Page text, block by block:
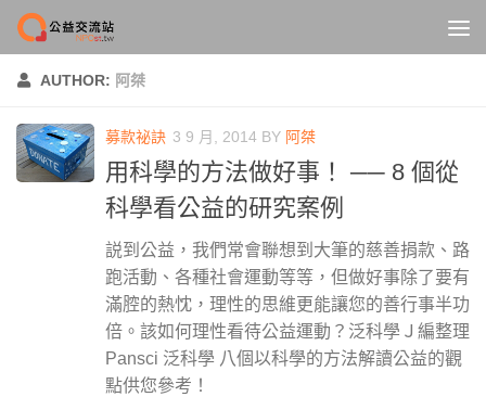
Skip to content
AUTHOR: 阿桀
募款祕訣 3 9 月, 2014 BY 阿桀
用科學的方法做好事！ ── 8 個從
科學看公益的研究案例
説到公益，我們常會聯想到大筆的慈善捐款、路
跑活動、各種社會運動等等，但做好事除了要有
滿腔的熱忱，理性的思維更能讓您的善行事半功
倍。該如何理性看待公益運動？泛科學Ｊ編整理
Pansci 泛科學 八個以科學的方法解讀公益的觀
點供您參考！